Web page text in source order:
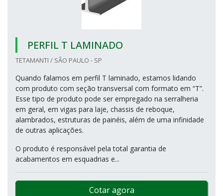
PERFIL T LAMINADO
TETAMANTI / SÃO PAULO - SP
Quando falamos em perfil T laminado, estamos lidando
com produto com seção transversal com formato em “T”.
Esse tipo de produto pode ser empregado na serralheria
em geral, em vigas para laje, chassis de reboque,
alambrados, estruturas de painéis, além de uma infinidade
de outras aplicações.
O produto é responsável pela total garantia de
acabamentos em esquadrias e...
Cotar agora